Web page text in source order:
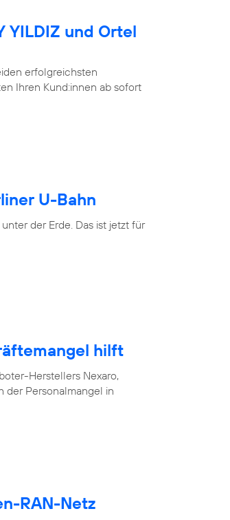
YILDIZ und Ortel
erfolgreichsten
Ihren Kund:innen ab sofort
U-Bahn
der Erde. Das ist jetzt für
hilft
Herstellers Nexaro,
der Personalmangel in
RAN-Netz